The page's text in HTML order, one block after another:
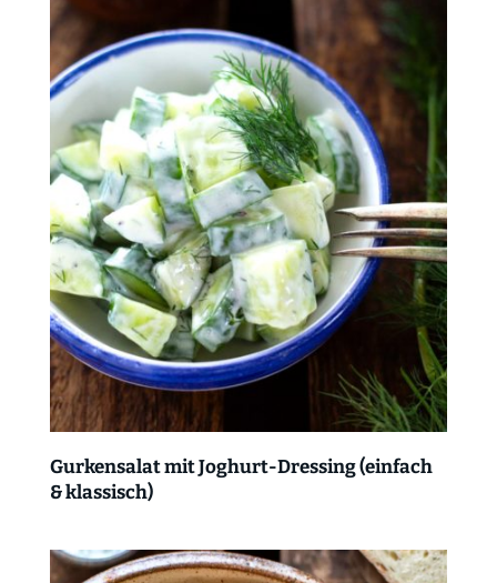
Gurkensalat mit Joghurt-Dressing (einfach
& klassisch)